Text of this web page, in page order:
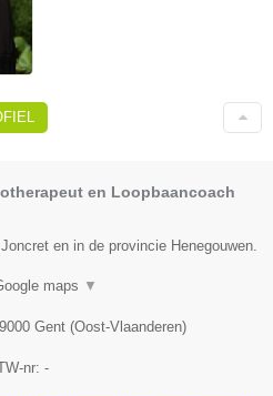
en Loopbaancoach
en in de provincie Henegouwen.
maps ▼
9000 Gent (Oost-Vlaanderen)
nr: -